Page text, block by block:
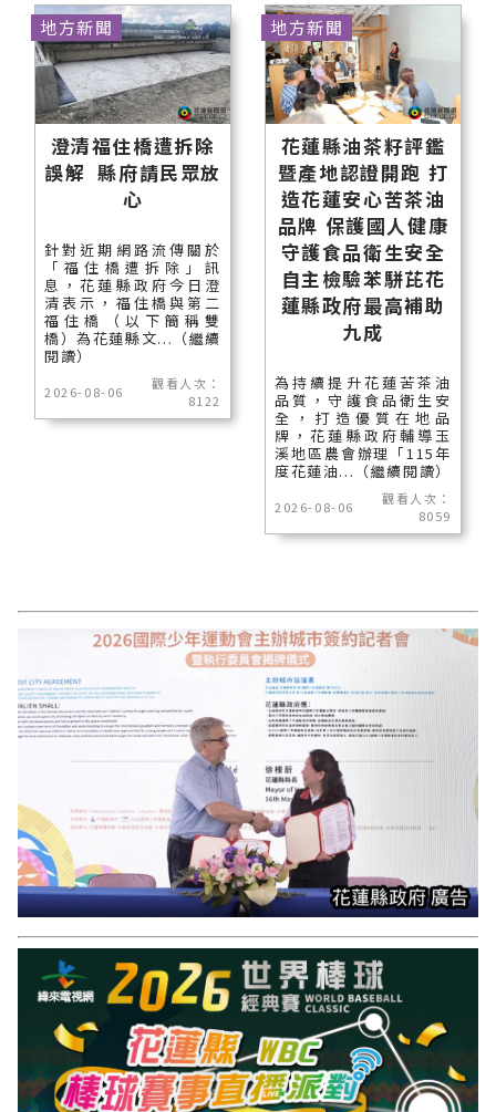
澄清福住橋遭拆除
誤解 縣府請民眾放
心
針對近期網路流傳關於
「福住橋遭拆除」訊
息，花蓮縣政府今日澄
清表示，福住橋與第二
福住橋（以下簡稱雙
橋）為花蓮縣文...（繼續
閱讀）
2026-08-06
觀看人次：
8122
地方新聞
花蓮縣油茶籽評鑑
暨產地認證開跑 打
造花蓮安心苦茶油
品牌 保護國人健康
守護食品衛生安全
自主檢驗苯駢芘花
蓮縣政府最高補助
九成
為持續提升花蓮苦茶油
品質，守護食品衛生安
全，打造優質在地品
牌，花蓮縣政府輔導玉
溪地區農會辦理「115年
度花蓮油...（繼續閱讀）
2026-08-06
觀看人次：
8059
地方新聞